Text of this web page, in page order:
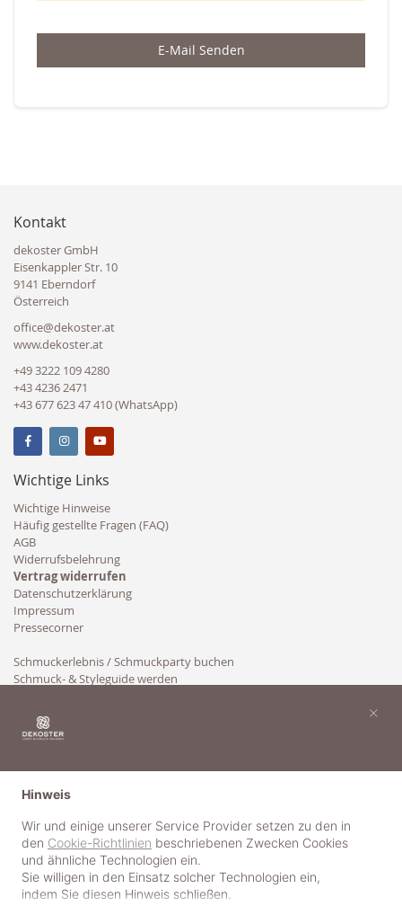
E-Mail Senden
Kontakt
dekoster GmbH
Eisenkappler Str. 10
9141 Eberndorf
Österreich
office@dekoster.at
www.dekoster.at
+49 3222 109 4280
+43 4236 2471
+43 677 623 47 410 (WhatsApp)
Wichtige Links
Wichtige Hinweise
Häufig gestellte Fragen (FAQ)
AGB
Widerrufsbelehrung
Vertrag widerrufen
Datenschutzerklärung
Impressum
Pressecorner
Schmuckerlebnis / Schmuckparty buchen
Schmuck- & Styleguide werden
Hinweis
Wir und einige unserer Service Provider setzen zu den in
den Cookie-Richtlinien beschriebenen Zwecken Cookies
und ähnliche Technologien ein.
Sie willigen in den Einsatz solcher Technologien ein,
indem Sie diesen Hinweis schließen.
×